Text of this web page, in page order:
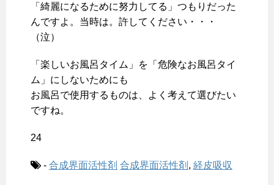
「綺麗になるために努力してる」つもりだった
んですよ。当時は。許してください・・・
（泣）
「楽しいお風呂タイム」を「危険なお風呂タイ
ム」にしないためにも
お風呂で使用するものは、よく考えて選びたい
ですね。
24
- 合成界面活性剤 合成界面活性剤 , 経皮吸収